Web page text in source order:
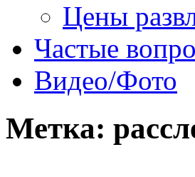
Цены
Частые
Видео/Фото
Метка: